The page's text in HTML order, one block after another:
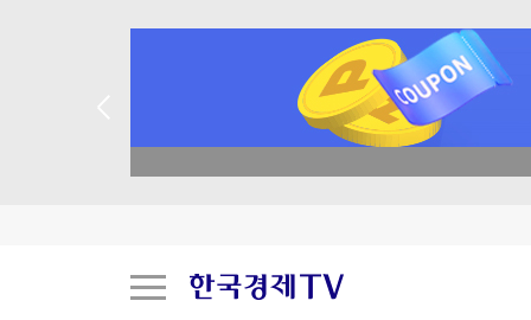
월가 헤지펀드도 노렸다…美 'AI 보이스피싱 주